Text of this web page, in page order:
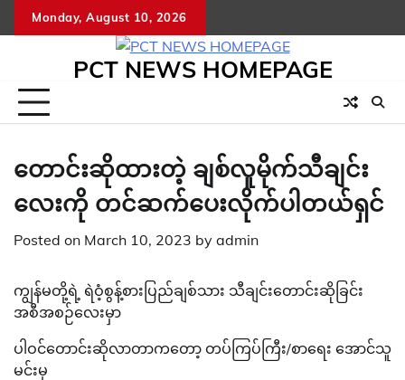
to
Monday, August 10, 2026
PCT NEWS HOMEPAGE
တောင်းဆိုထားတဲ့ ချစ်လူမိုက်သီချင်း
လေးကို တင်ဆက်ပေးလိုက်ပါတယ်ရှင်
Posted on March 10, 2023 by admin
ကျွန်မတို့ရဲ့ ရဲဝံ့စွန့်စားပြည်ချစ်သား သီချင်းတောင်းဆိုခြင်း
အစီအစဉ်လေးမှာ
ပါဝင်တောင်းဆိုလာတာကတော့ တပ်ကြပ်ကြီး/စာရေး အောင်သူ
မင်းမှ